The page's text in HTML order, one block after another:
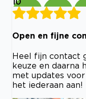
Open en fijne
Heel fijn contact
keuze en daarna
met updates
het iederaan aan!